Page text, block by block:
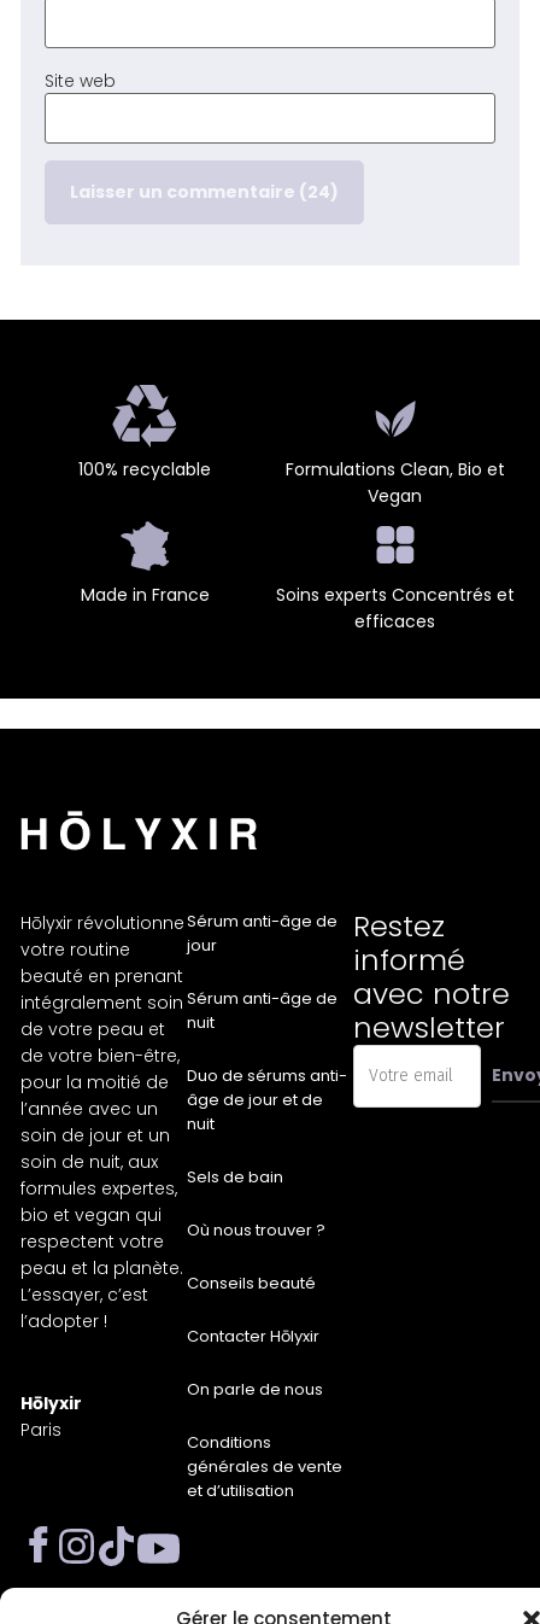
Gérer le consentement
Site web
100% recyclable
Formulations Clean, Bio et
Vegan
Made in France
Soins experts Concentrés et
efficaces
Hōlyxir révolutionne
votre routine
beauté en prenant
intégralement soin
de votre peau et
de votre bien-être,
pour la moitié de
l’année avec un
soin de jour et un
soin de nuit, aux
formules expertes,
bio et vegan qui
respectent votre
peau et la planète.
L’essayer, c’est
l’adopter !
Hōlyxir
Paris
Sérum anti-âge de
jour
Sérum anti-âge de
nuit
Duo de sérums anti-
âge de jour et de
nuit
Sels de bain
Où nous trouver ?
Conseils beauté
Contacter Hōlyxir
On parle de nous
Conditions
générales de vente
et d’utilisation
Restez
informé
avec notre
newsletter